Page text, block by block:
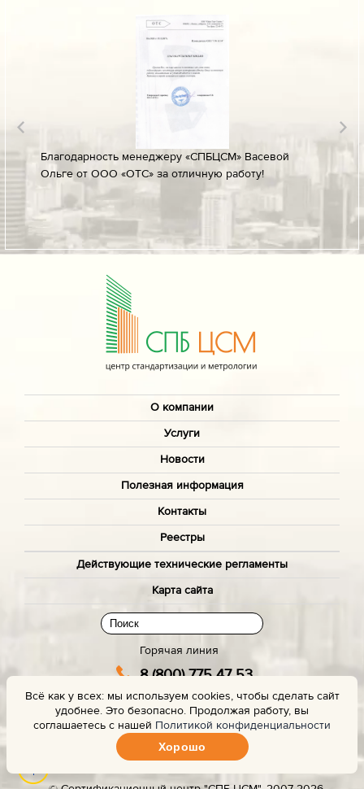
Благодарность менеджеру «СПБЦСМ» Васевой
Ольге от ООО «ОТС» за отличную работу!
О компании
Услуги
Новости
Полезная информация
Контакты
Реестры
Действующие технические регламенты
Карта сайта
Горячая линия
8 (800) 775 47 53
(звонок бесплатный)
Заказать звонок с сайта
Задать вопрос эксперту
Всё как у всех: мы используем cookies, чтобы сделать сайт
удобнее. Это безопасно. Продолжая работу, вы
соглашаетесь с нашей Политикой конфиденциальности
Хорошо